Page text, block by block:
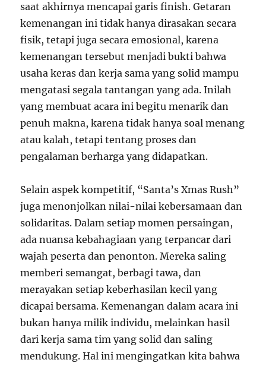
saat akhirnya mencapai garis finish. Getaran
kemenangan ini tidak hanya dirasakan secara
fisik, tetapi juga secara emosional, karena
kemenangan tersebut menjadi bukti bahwa
usaha keras dan kerja sama yang solid mampu
mengatasi segala tantangan yang ada. Inilah
yang membuat acara ini begitu menarik dan
penuh makna, karena tidak hanya soal menang
atau kalah, tetapi tentang proses dan
pengalaman berharga yang didapatkan.
Selain aspek kompetitif, “Santa’s Xmas Rush”
juga menonjolkan nilai-nilai kebersamaan dan
solidaritas. Dalam setiap momen persaingan,
ada nuansa kebahagiaan yang terpancar dari
wajah peserta dan penonton. Mereka saling
memberi semangat, berbagi tawa, dan
merayakan setiap keberhasilan kecil yang
dicapai bersama. Kemenangan dalam acara ini
bukan hanya milik individu, melainkan hasil
dari kerja sama tim yang solid dan saling
mendukung. Hal ini mengingatkan kita bahwa